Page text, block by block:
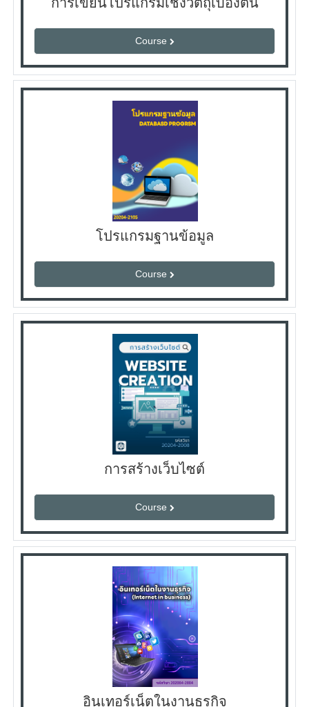
Course
โปรแกรมฐานข้อมูล
Course
การสร้างเว็บไซต์
Course
อินเทอร์เน็ตในงานธุรกิจ